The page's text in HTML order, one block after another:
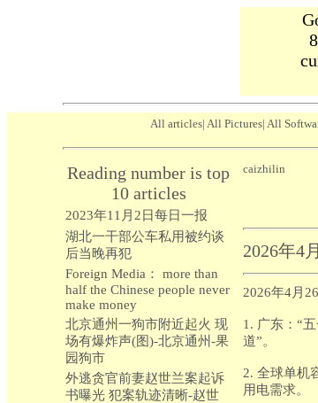
All articles| All Pictures| All
Reading number is top
10 articles
2023年11月2日每日一报
湖北一干部公车私用被约谈
后当晚再犯
Foreign Media： more than
half the Chinese people never
make money
北京通州一狗市附近起火 现
场有爆炸声(图)-北京通州-果
园狗市
外逃贪官前妻赵世兰案起诉
书曝光 犯案轨迹清晰-赵世
caizhilin
2026年4
2026年4月
1. 广东：“
道”。
2. 全球单机
用电需求。